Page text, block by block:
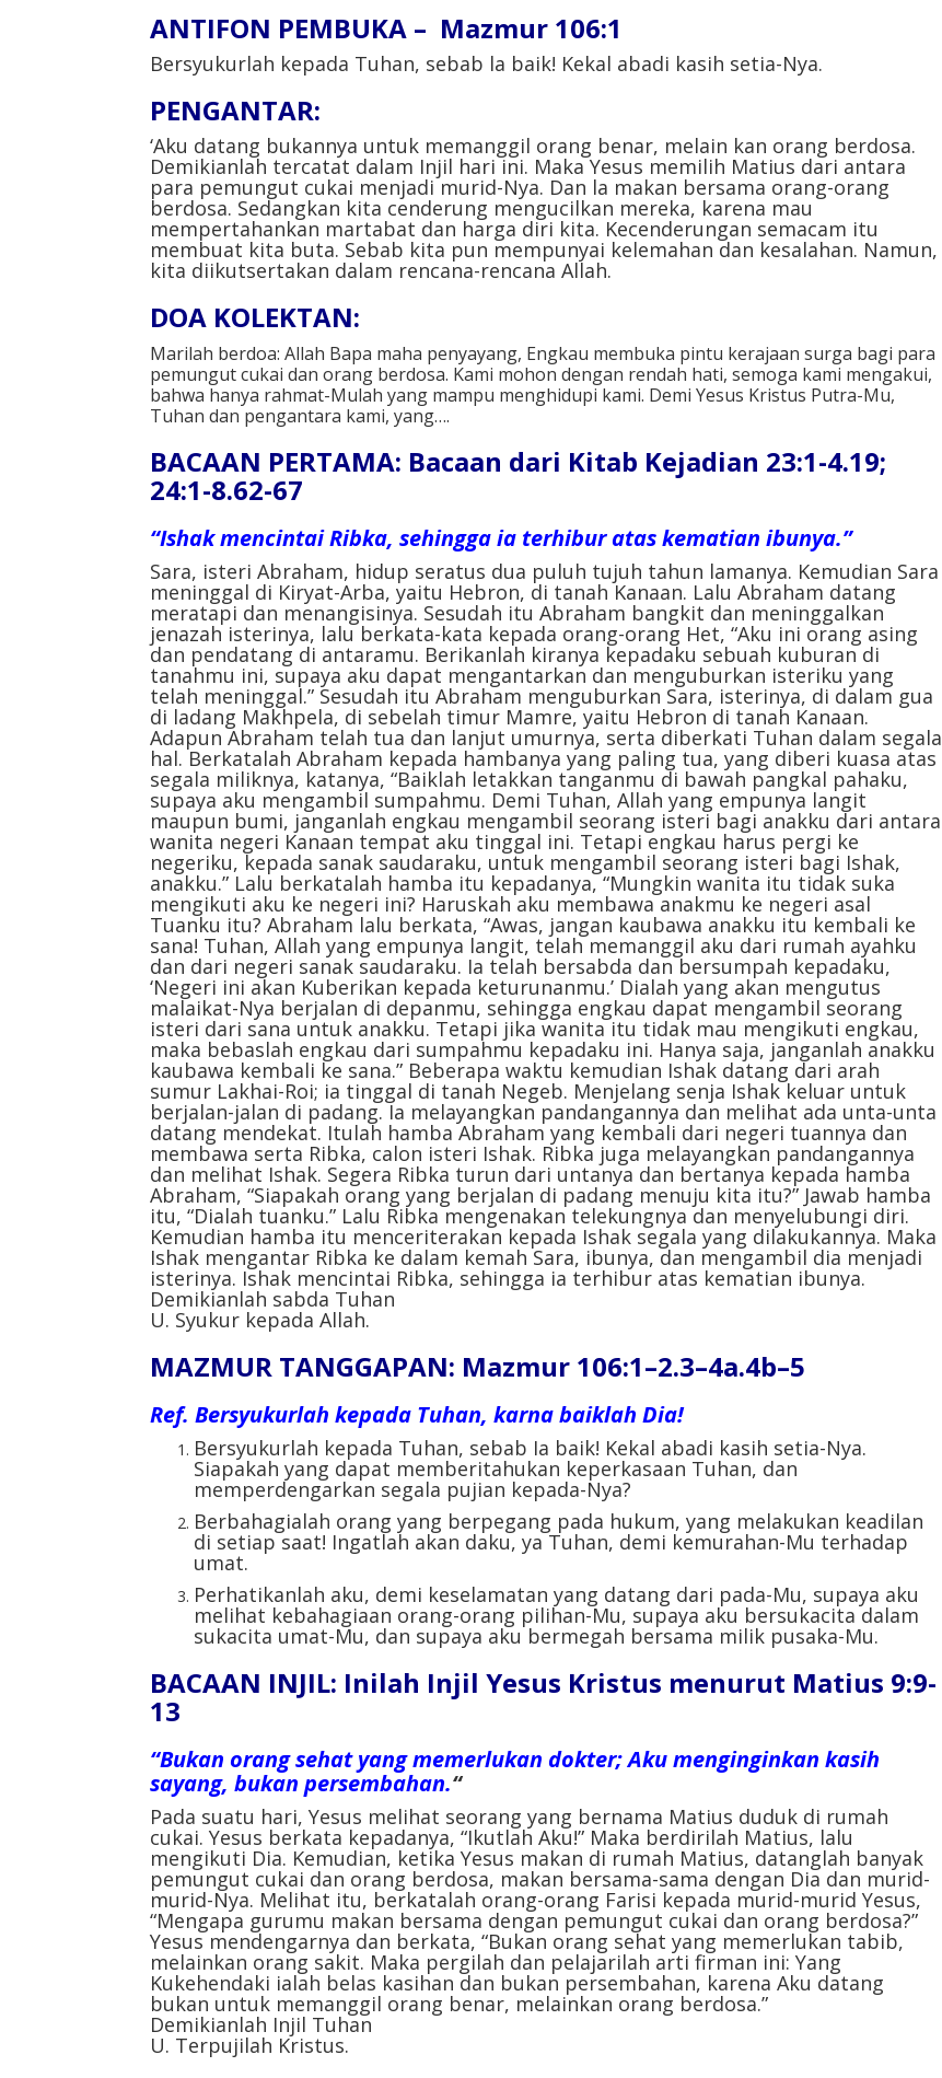
volume.
ANTIFON PEMBUKA – Mazmur 106:1
Bersyukurlah kepada Tuhan, sebab la baik! Kekal abadi kasih setia-Nya.
PENGANTAR:
‘Aku datang bukannya untuk memanggil orang benar, melain kan orang berdosa.
Demikianlah tercatat dalam Injil hari ini. Maka Yesus memilih Matius dari antara
para pemungut cukai menjadi murid-Nya. Dan la makan bersama orang-orang
berdosa. Sedangkan kita cenderung mengucilkan mereka, karena mau
mempertahankan martabat dan harga diri kita. Kecenderungan semacam itu
membuat kita buta. Sebab kita pun mempunyai kelemahan dan kesalahan. Namun,
kita diikutsertakan dalam rencana-rencana Allah.
DOA KOLEKTAN:
Marilah berdoa: Allah Bapa maha penyayang, Engkau membuka pintu kerajaan surga bagi para
pemungut cukai dan orang berdosa. Kami mohon dengan rendah hati, semoga kami mengakui,
bahwa hanya rahmat-Mulah yang mampu menghidupi kami. Demi Yesus Kristus Putra-Mu,
Tuhan dan pengantara kami, yang….
BACAAN PERTAMA: Bacaan dari Kitab Kejadian 23:1-4.19;
24:1-8.62-67
“Ishak mencintai Ribka, sehingga ia terhibur atas kematian ibunya.”
Sara, isteri Abraham, hidup seratus dua puluh tujuh tahun lamanya. Kemudian Sara
meninggal di Kiryat-Arba, yaitu Hebron, di tanah Kanaan. Lalu Abraham datang
meratapi dan menangisinya. Sesudah itu Abraham bangkit dan meninggalkan
jenazah isterinya, lalu berkata-kata kepada orang-orang Het, “Aku ini orang asing
dan pendatang di antaramu. Berikanlah kiranya kepadaku sebuah kuburan di
tanahmu ini, supaya aku dapat mengantarkan dan menguburkan isteriku yang
telah meninggal.” Sesudah itu Abraham menguburkan Sara, isterinya, di dalam gua
di ladang Makhpela, di sebelah timur Mamre, yaitu Hebron di tanah Kanaan.
Adapun Abraham telah tua dan lanjut umurnya, serta diberkati Tuhan dalam segala
hal. Berkatalah Abraham kepada hambanya yang paling tua, yang diberi kuasa atas
segala miliknya, katanya, “Baiklah letakkan tanganmu di bawah pangkal pahaku,
supaya aku mengambil sumpahmu. Demi Tuhan, Allah yang empunya langit
maupun bumi, janganlah engkau mengambil seorang isteri bagi anakku dari antara
wanita negeri Kanaan tempat aku tinggal ini. Tetapi engkau harus pergi ke
negeriku, kepada sanak saudaraku, untuk mengambil seorang isteri bagi Ishak,
anakku.” Lalu berkatalah hamba itu kepadanya, “Mungkin wanita itu tidak suka
mengikuti aku ke negeri ini? Haruskah aku membawa anakmu ke negeri asal
Tuanku itu? Abraham lalu berkata, “Awas, jangan kaubawa anakku itu kembali ke
sana! Tuhan, Allah yang empunya langit, telah memanggil aku dari rumah ayahku
dan dari negeri sanak saudaraku. Ia telah bersabda dan bersumpah kepadaku,
‘Negeri ini akan Kuberikan kepada keturunanmu.’ Dialah yang akan mengutus
malaikat-Nya berjalan di depanmu, sehingga engkau dapat mengambil seorang
isteri dari sana untuk anakku. Tetapi jika wanita itu tidak mau mengikuti engkau,
maka bebaslah engkau dari sumpahmu kepadaku ini. Hanya saja, janganlah anakku
kaubawa kembali ke sana.” Beberapa waktu kemudian Ishak datang dari arah
sumur Lakhai-Roi; ia tinggal di tanah Negeb. Menjelang senja Ishak keluar untuk
berjalan-jalan di padang. Ia melayangkan pandangannya dan melihat ada unta-unta
datang mendekat. Itulah hamba Abraham yang kembali dari negeri tuannya dan
membawa serta Ribka, calon isteri Ishak. Ribka juga melayangkan pandangannya
dan melihat Ishak. Segera Ribka turun dari untanya dan bertanya kepada hamba
Abraham, “Siapakah orang yang berjalan di padang menuju kita itu?” Jawab hamba
itu, “Dialah tuanku.” Lalu Ribka mengenakan telekungnya dan menyelubungi diri.
Kemudian hamba itu menceriterakan kepada Ishak segala yang dilakukannya. Maka
Ishak mengantar Ribka ke dalam kemah Sara, ibunya, dan mengambil dia menjadi
isterinya. Ishak mencintai Ribka, sehingga ia terhibur atas kematian ibunya.
Demikianlah sabda Tuhan
U. Syukur kepada Allah.
MAZMUR TANGGAPAN: Mazmur 106:1–2.3–4a.4b–5
Ref. Bersyukurlah kepada Tuhan, karna baiklah Dia!
Bersyukurlah kepada Tuhan, sebab Ia baik! Kekal abadi kasih setia-Nya.
Siapakah yang dapat memberitahukan keperkasaan Tuhan, dan
memperdengarkan segala pujian kepada-Nya?
Berbahagialah orang yang berpegang pada hukum, yang melakukan keadilan
di setiap saat! Ingatlah akan daku, ya Tuhan, demi kemurahan-Mu terhadap
umat.
Perhatikanlah aku, demi keselamatan yang datang dari pada-Mu, supaya aku
melihat kebahagiaan orang-orang pilihan-Mu, supaya aku bersukacita dalam
sukacita umat-Mu, dan supaya aku bermegah bersama milik pusaka-Mu.
BACAAN INJIL: Inilah Injil Yesus Kristus menurut Matius 9:9-
13
“Bukan orang sehat yang memerlukan dokter; Aku menginginkan kasih
sayang, bukan persembahan.“
Pada suatu hari, Yesus melihat seorang yang bernama Matius duduk di rumah
cukai. Yesus berkata kepadanya, “Ikutlah Aku!” Maka berdirilah Matius, lalu
mengikuti Dia. Kemudian, ketika Yesus makan di rumah Matius, datanglah banyak
pemungut cukai dan orang berdosa, makan bersama-sama dengan Dia dan murid-
murid-Nya. Melihat itu, berkatalah orang-orang Farisi kepada murid-murid Yesus,
“Mengapa gurumu makan bersama dengan pemungut cukai dan orang berdosa?”
Yesus mendengarnya dan berkata, “Bukan orang sehat yang memerlukan tabib,
melainkan orang sakit. Maka pergilah dan pelajarilah arti firman ini: Yang
Kukehendaki ialah belas kasihan dan bukan persembahan, karena Aku datang
bukan untuk memanggil orang benar, melainkan orang berdosa.”
Demikianlah Injil Tuhan
U. Terpujilah Kristus.